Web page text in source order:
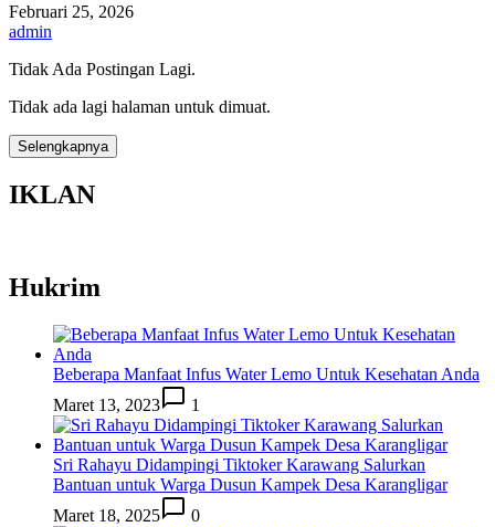
Februari 25, 2026
admin
Tidak Ada Postingan Lagi.
Tidak ada lagi halaman untuk dimuat.
Selengkapnya
IKLAN
Hukrim
Beberapa Manfaat Infus Water Lemo Untuk Kesehatan Anda
Maret 13, 2023
1
Sri Rahayu Didampingi Tiktoker Karawang Salurkan
Bantuan untuk Warga Dusun Kampek Desa Karangligar
Maret 18, 2025
0